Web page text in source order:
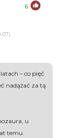
6
07)
– co pięć
nadążać za tą
u
temu.